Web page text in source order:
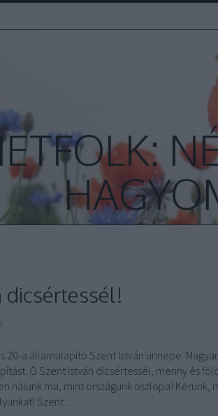
dicsértessél!
20-a államalapító Szent István ünnepe.
Ó Szent István dicsértessél, menny és
nálunk ma, mint országunk oszlopa! Kérünk,
Szent…